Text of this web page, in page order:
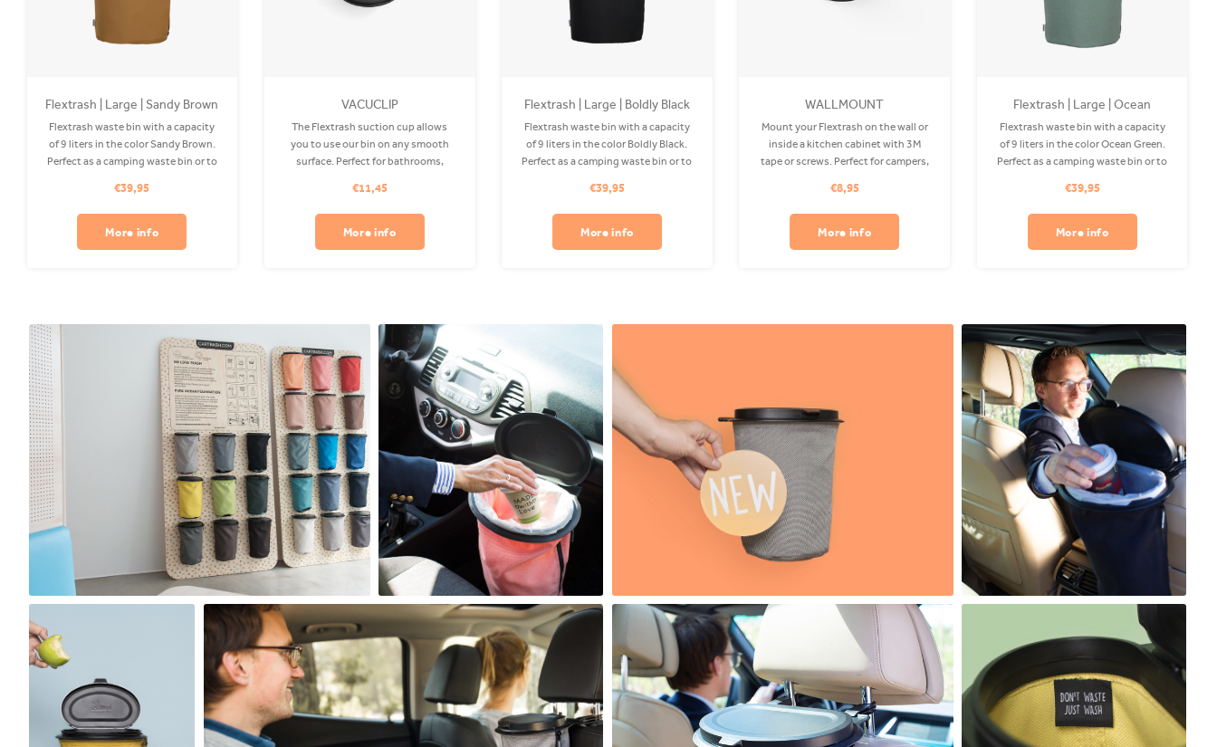
Flextrash | Large | Sandy Brown
Flextrash waste bin with a capacity
of 9 liters in the color Sandy Brown.
Perfect as a camping waste bin or to
made from recycled PET and is
washable in your washing machine.
Clips available separately.
€39,95
More info
VACUCLIP
The Flextrash suction cup allows
you to use our bin on any smooth
surface. Perfect for bathrooms,
extirior of your fridge or camper that
is made of aluminum, sheet metal, or
stainless steel. NB! Will not stick to
€11,45
More info
Flextrash | Large | Boldly Black
Flextrash waste bin with a capacity
of 9 liters in the color Boldly Black.
Perfect as a camping waste bin or to
made from recycled PET and is
washable in your washing machine.
Clips available separately.
€39,95
More info
WALLMOUNT
Mount your Flextrash on the wall or
inside a kitchen cabinet with 3M
tape or screws. Perfect for campers,
most durable and secure fit, we
recommend using the screws, as
tape adhesion depends on the
€8,95
More info
Flextrash | Large | Ocean
Green
Flextrash waste bin with a capacity
of 9 liters in the color Ocean Green.
Perfect as a camping waste bin or to
made from recycled PET and is
washable in your washing machine.
Clips available separately.
€39,95
More info